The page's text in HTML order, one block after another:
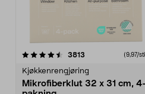
3813 anmeldelser(9,97/
Kjøkkenrengjøring
Mikrofiberklut 32 x 31 cm, 4-
4.5av 5 stjerner